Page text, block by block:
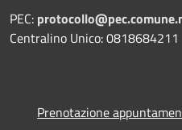
PEC:
Centralino Unico:0818684211
Prenotazione